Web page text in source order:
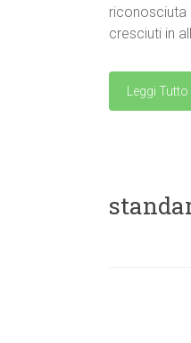
riconosciuta
cresciuti in
Leggi Tutto